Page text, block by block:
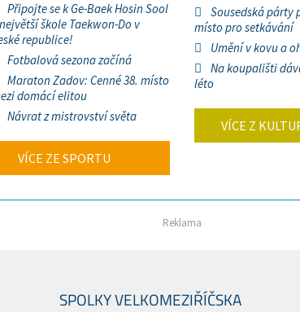
Připojte se k Ge-Baek Hosin Sool
škole Taekwon-Do v
republice!
Fotbalová sezona začíná
Maraton Zadov: Cenné 38. místo
domácí elitou
Návrat z mistrovství světa
VÍCE ZE SPORTU
Sousedská párty
místo pro setkávání
Umění v kovu a
Na koupališti
léto
VÍCE Z
Reklama
SPOLKY VELKOMEZIŘÍČSKA